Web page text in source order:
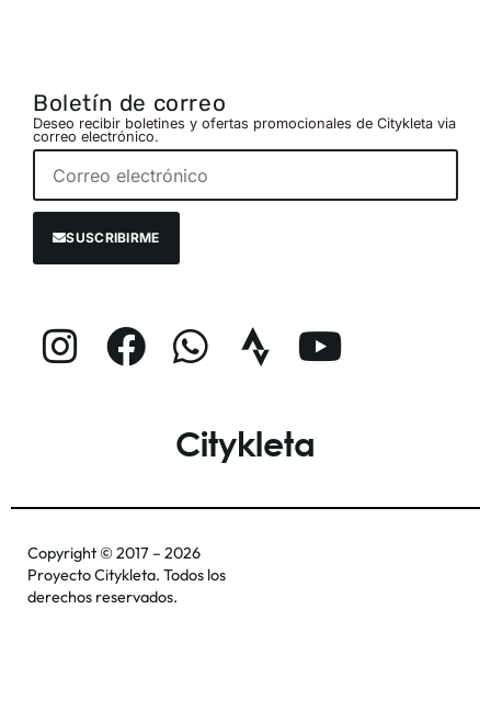
Boletín de correo
Deseo recibir boletines y ofertas promocionales de Citykleta via
correo electrónico.
SUSCRIBIRME
Citykleta
Copyright © 2017 – 2026
Proyecto Citykleta. Todos los
derechos reservados.